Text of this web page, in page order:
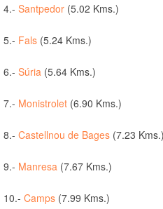
4.- Santpedor (5.02 Kms.)
5.- Fals (5.24 Kms.)
6.- Súria (5.64 Kms.)
7.- Monistrolet (6.90 Kms.)
8.- Castellnou de Bages (7.23 Kms.)
9.- Manresa (7.67 Kms.)
10.- Camps (7.99 Kms.)